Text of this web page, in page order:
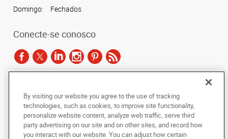
Domingo:
Fechados
Conecte-se conosco
copiada, fotocopiada, reproduzida, traduzida ou reduzida a qualquer meio
eletrônico ou forma legível por máquina, no todo ou em parte, sem o
consentimento prévio por escrito da AlphaGraphics Brasil.
By visiting our website you agree to the use of tracking
technologies, such as cookies, to improve site functionality,
personalize website content, analyze web traffic, serve third
party advertising on our site and on other sites, and record how
you interact with our website. You can adjust how certain